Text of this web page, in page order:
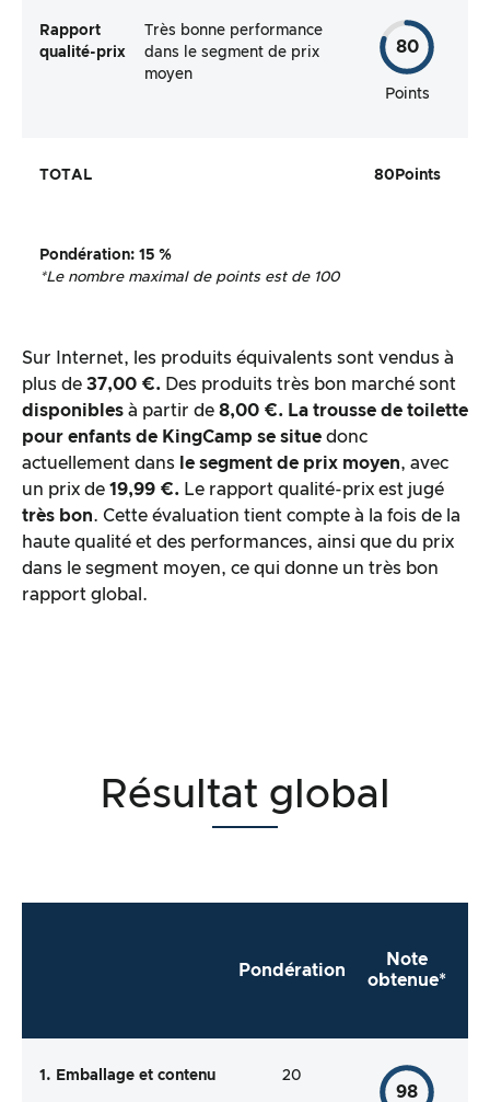
Rapport
qualité-prix
Très bonne performance
dans le segment de prix
moyen
80
Points
TOTAL 80 Points
Pondération: 15 %
*Le nombre maximal de points est de 100
Sur Internet, les produits équivalents sont vendus à
plus de 37,00 €. Des produits très bon marché sont
disponibles à partir de 8,00 €. La trousse de toilette
pour enfants de KingCamp se situe donc
actuellement dans le segment de prix moyen, avec
un prix de 19,99 €. Le rapport qualité-prix est jugé
très bon. Cette évaluation tient compte à la fois de la
haute qualité et des performances, ainsi que du prix
dans le segment moyen, ce qui donne un très bon
rapport global.
Résultat global
Pondération
Note
obtenue*
1. Emballage et contenu 20
98